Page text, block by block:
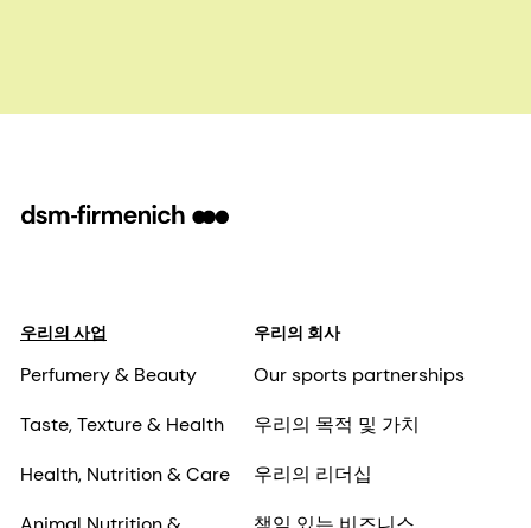
우리의 사업
Perfumery & Beauty
Taste, Texture & Health
Health, Nutrition & Care
우리의 회사
Our sports partnerships
우리의 목적 및 가치
우리의 리더십